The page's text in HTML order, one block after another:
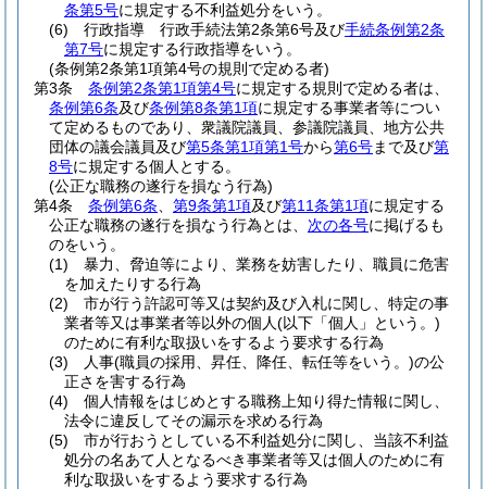
条第5号に規定する不利益処分をいう。
(6)
行政指導 行政手続法第2条第6号及び手続条例第2条
第7号に規定する行政指導をいう。
(条例第2条第1項第4号の規則で定める者)
第3条
条例第2条第1項第4号に規定する規則で定める者は、
条例第6条及び条例第8条第1項に規定する事業者等につい
て定めるものであり、衆議院議員、参議院議員、地方公共
団体の議会議員及び第5条第1項第1号から第6号まで及び第
8号に規定する個人とする。
(公正な職務の遂行を損なう行為)
第4条
条例第6条 第9条第1項及び第11条第1項に規定する
公正な職務の遂行を損なう行為とは、 次の各号に掲げるも
のをいう。
(1)
暴力、脅迫等により、業務を妨害したり、職員に危害
を加えたりする行為
(2)
市が行う許認可等又は契約及び入札に関し、特定の事
業者等又は事業者等以外の個人(以下「個人」という。)
のために有利な取扱いをするよう要求する行為
(3)
人事(職員の採用、昇任、降任、転任等をいう。)の公
正さを害する行為
(4)
個人情報をはじめとする職務上知り得た情報に関し、
法令に違反してその漏示を求める行為
(5)
市が行おうとしている不利益処分に関し、当該不利益
処分の名あて人となるべき事業者等又は個人のために有
利な取扱いをするよう要求する行為